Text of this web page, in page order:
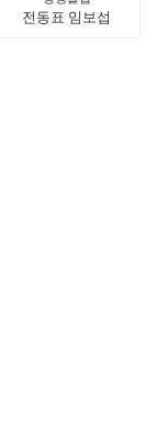
전동표 임보섭